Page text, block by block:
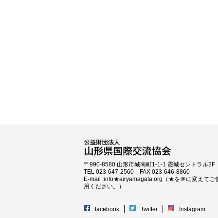
〒990-8580 山形市城南町1-1-1 霞城セントラル2F
TEL 023-647-2560 FAX 023-646-8860
E-mail :info★airyamagata.org（★を＠に変えてご
用ください。）
facebook Twitter Instagram